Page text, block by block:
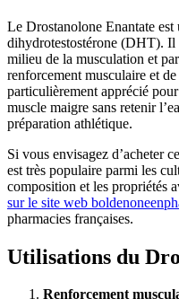
Le Drostanolone Enantate
dihydrotestostérone (DHT). Il
milieu de la musculation et
renforcement musculaire et
particulièrement apprécié
muscle maigre sans retenir
préparation athlétique.
Si vous envisagez d’acheter
est très populaire parmi les
composition et les propriétés
sur le site web
pharmacies françaises.
Utilisations du
Renforcement